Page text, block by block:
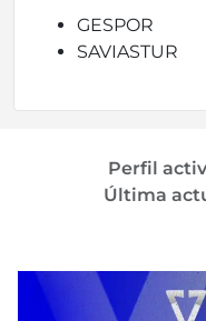
GESPOR
SAVIASTUR
Perfil
Última